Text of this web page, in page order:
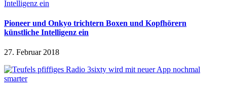
Pioneer und Onkyo trichtern Boxen und Kopfhörern
künstliche Intelligenz ein
27. Februar 2018